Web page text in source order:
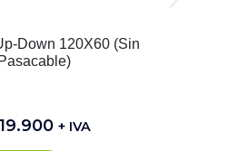
Down 120X60 (Sin
Pasacable)
+ IVA